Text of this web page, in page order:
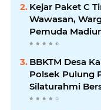
Kejar Paket C
Wawasan,
Pemuda
Bersama
BBKTM Desa
Polsek Pulung
Silaturahmi
Wujudkan